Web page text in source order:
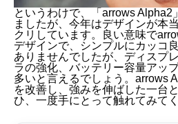
というわけで、「arrows Alpha2
ましたが、今年はデザインが本
クリしています。良い意味で
デザインで、シンプルにカッコ
ありませんでしたが、ディスプ
ラの強化、バッテリー容量アッ
多いと言えるでしょう。arrows
を改善し、強みを伸ばした一台
ひ、一度手にとって触れてみて
カラバリも魅力
ドコモ「arrows Alpha2」のス